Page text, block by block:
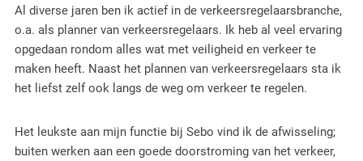
Al diverse jaren ben ik actief in de verkeersregelaarsbranche,
o.a. als planner van verkeersregelaars. Ik heb al veel ervaring
opgedaan rondom alles wat met veiligheid en verkeer te
maken heeft. Naast het plannen van verkeersregelaars sta ik
het liefst zelf ook langs de weg om verkeer te regelen.
Het leukste aan mijn functie bij Sebo vind ik de afwisseling;
buiten werken aan een goede doorstroming van het verkeer,